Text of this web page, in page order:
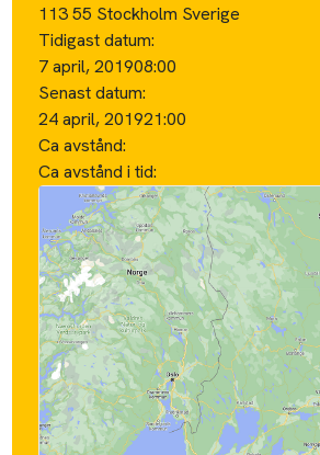
113 55 Stockholm Sverige
Tidigast datum:
7 april, 201908:00
Senast datum:
24 april, 201921:00
Ca avstånd:
Ca avstånd i tid: